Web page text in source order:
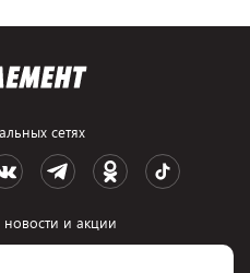
сетях
и акции